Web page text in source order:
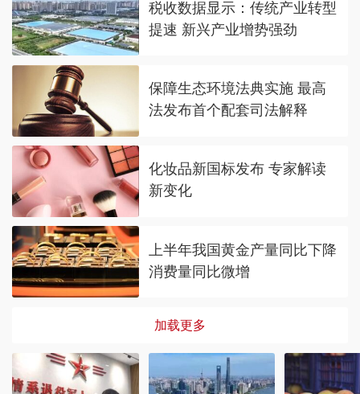
税收数据显示：传统产业转型
提速 新兴产业增势强劲
保障生态环境法典实施 最高
法发布首个配套司法解释
化妆品新国标发布 专家解读
新变化
上半年我国黄金产量同比下降
消费量同比微增
加载更多